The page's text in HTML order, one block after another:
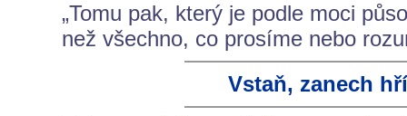
„Tomu pak, který je podle moci
než všechno, co prosíme nebo
Vstaň, zanech